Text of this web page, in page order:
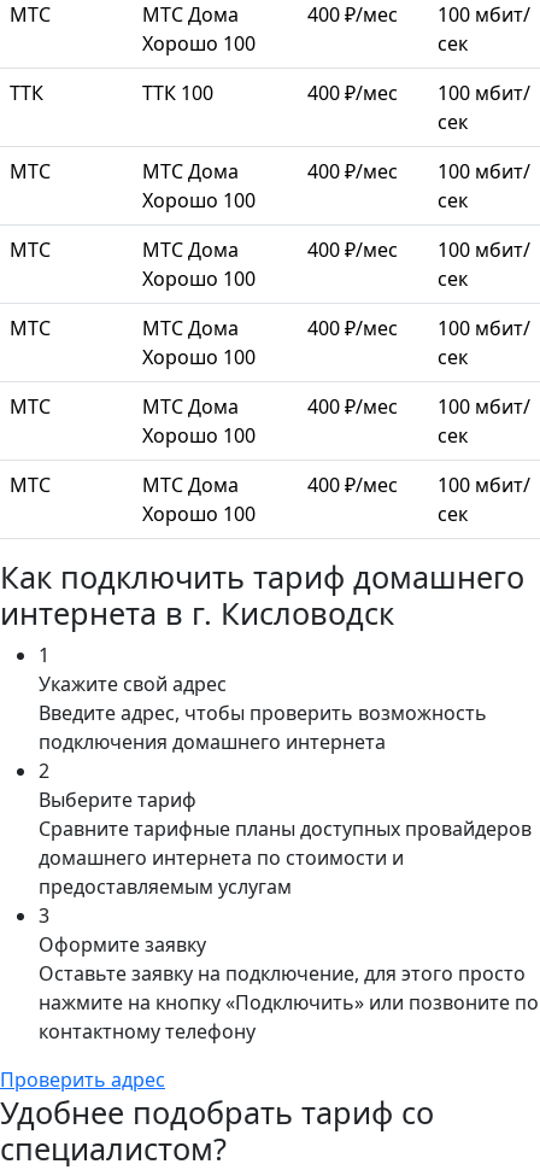
МТС
МТС Дома
Хорошо 100
400 ₽/мес
100 мбит/
сек
ТТК
ТТК 100 400 ₽/мес
100 мбит/
сек
МТС
МТС Дома
Хорошо 100
400 ₽/мес
100 мбит/
сек
МТС
МТС Дома
Хорошо 100
400 ₽/мес
100 мбит/
сек
МТС
МТС Дома
Хорошо 100
400 ₽/мес
100 мбит/
сек
МТС
МТС Дома
Хорошо 100
400 ₽/мес
100 мбит/
сек
МТС
МТС Дома
Хорошо 100
400 ₽/мес
100 мбит/
сек
Как подключить тариф домашнего
интернета в г. Кисловодск
1
Укажите свой адрес
Введите адрес, чтобы проверить возможность
подключения домашнего интернета
2
Выберите тариф
Сравните тарифные планы доступных провайдеров
домашнего интернета по стоимости и
предоставляемым услугам
3
Оформите заявку
Оставьте заявку на подключение, для этого просто
нажмите на кнопку «Подключить» или позвоните по
контактному телефону
Проверить адрес
Удобнее подобрать тариф со
специалистом?